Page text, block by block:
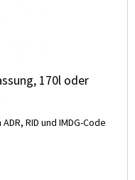
170l oder
RID und IMDG-Code